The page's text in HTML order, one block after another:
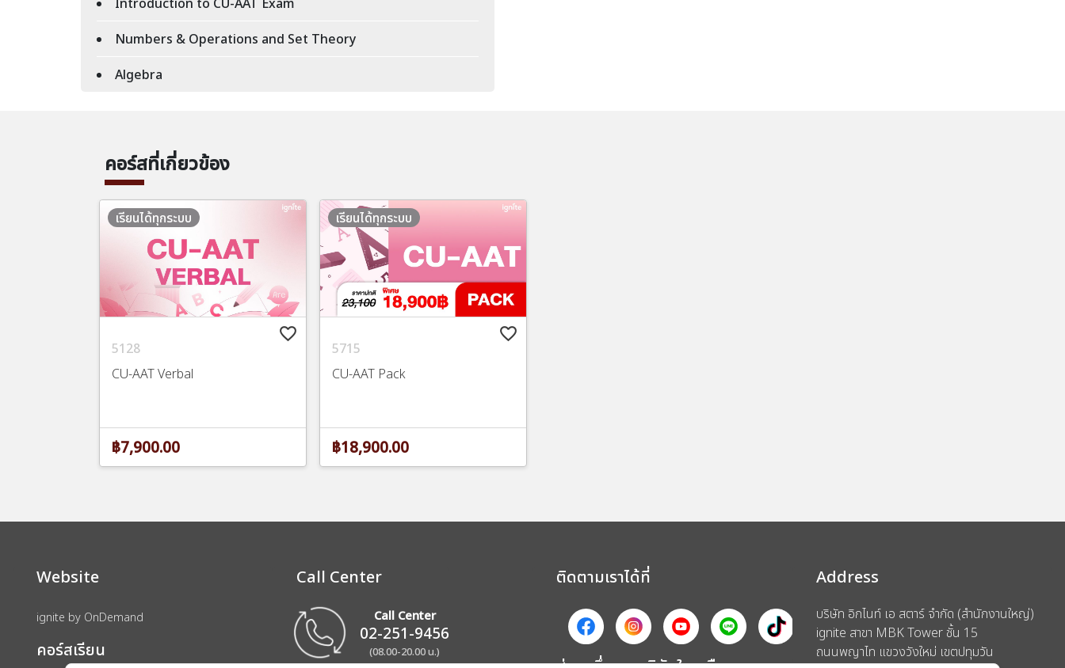
Introduction to CU-AAT Exam
Numbers & Operations and Set Theory
Algebra
คอร์สที่เกี่ยวข้อง
favorite_border
5128
CU-AAT Verbal
เรียนได้ทุกระบบ
฿7,900.00
favorite_border
5715
CU-AAT Pack
เรียนได้ทุกระบบ
฿18,900.00
Website
ignite by OnDemand
คอร์สเรียน
Call Center
Call Center
02-251-9456
(08.00-20.00 น.)
ติดตามเราได้ที่ Address
บริษัท อิกไนท์ เอ สตาร์ จำกัด (สำนักงานใหญ่)
ignite สาขา MBK Tower ชั้น 15
ถนนพญาไท แขวงวังใหม่ เขตปทุมวัน